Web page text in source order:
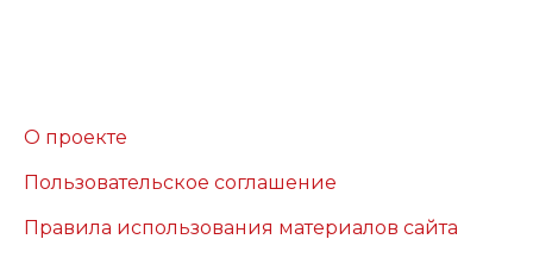
О проекте
Пользовательское соглашение
Правила использования материалов сайта